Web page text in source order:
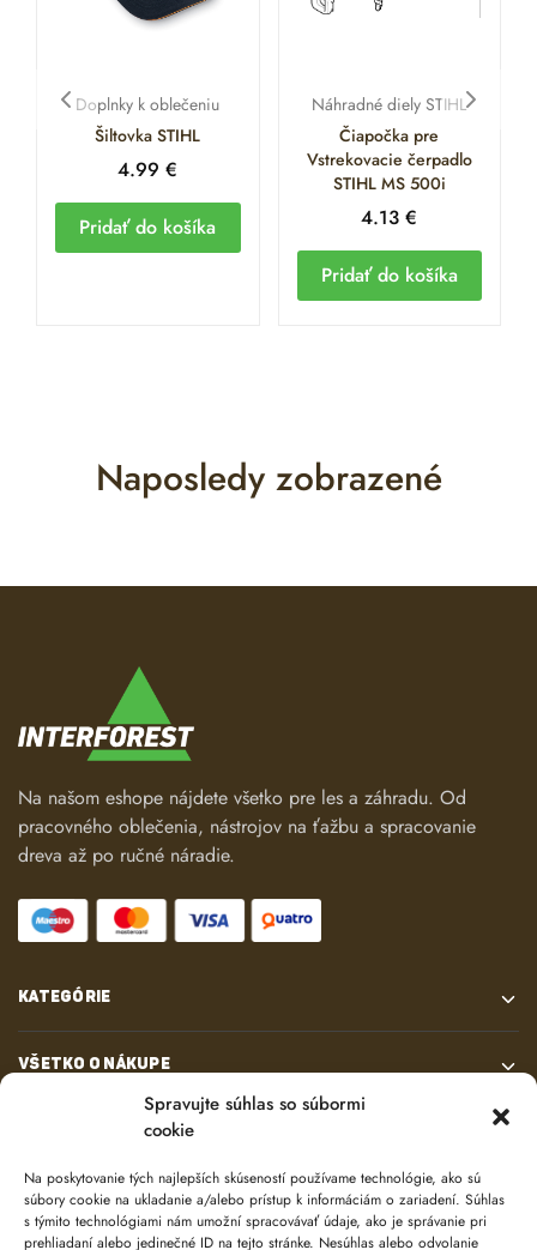
Spravujte súhlas so súbormi
cookie
Na poskytovanie tých najlepších skúseností používame technológie, ako sú
súbory cookie na ukladanie a/alebo prístup k informáciám o zariadení. Súhlas
s týmito technológiami nám umožní spracovávať údaje, ako je správanie pri
prehliadaní alebo jedinečné ID na tejto stránke. Nesúhlas alebo odvolanie
Doplnky k oblečeniu
Šiltovka STIHL
4.99€
Pridať do košíka
Náhradné diely STIHL
Čiapočka pre
Vstrekovacie čerpadlo
STIHL MS 500i
4.13€
Pridať do košíka
Naposledy zobrazené
Na našom eshope nájdete všetko pre les a záhradu. Od
pracovného oblečenia, nástrojov na ťažbu a spracovanie
dreva až po ručné náradie.
KATEGÓRIE
VŠETKO O NÁKUPE